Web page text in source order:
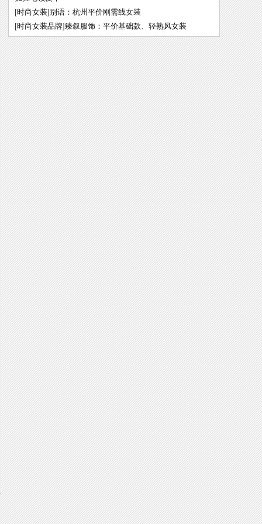
[时尚女装]别语：杭州平价刚需线女装
[时尚女装品牌]臻叙服饰：平价基础款、轻熟风女装